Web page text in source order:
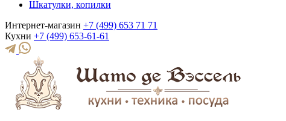
Шкатулки, копилки
Интернет-магазин +7 (499) 653 71 71
Кухни +7 (499) 653-61-61